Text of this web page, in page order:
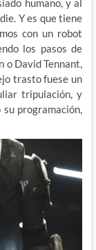
humano, y al
Y es que tiene
con un robot
los pasos de
o David Tennant,
trasto fuese un
tripulación, y
programación,